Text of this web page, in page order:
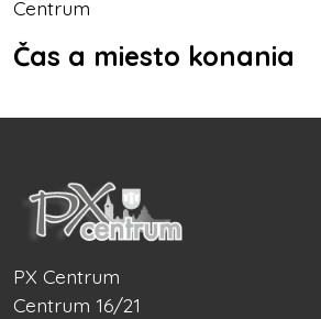
Centrum
Čas a miesto konania
PX Centrum
Centrum 16/21